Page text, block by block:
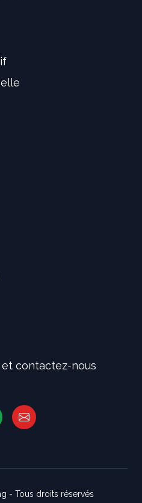
contactez-nous
- Tous droits réservés